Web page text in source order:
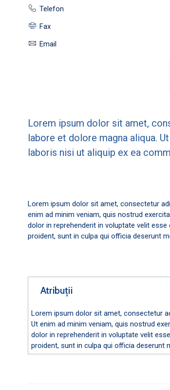
Telefon
Fax
Email
Lorem ipsum dolor sit amet,
labore et dolore magna aliqua.
laboris nisi ut aliquip ex ea
Lorem ipsum dolor sit amet, consectetur
enim ad minim veniam, quis nostrud
dolor in reprehenderit in voluptate velit
proident, sunt in culpa qui officia deserunt
Atribuții
Lorem ipsum dolor sit amet, consectetur
Ut enim ad minim veniam, quis nostrud
dolor in reprehenderit in voluptate velit
proident, sunt in culpa qui officia deserunt